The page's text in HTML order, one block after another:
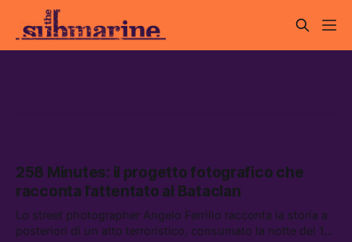
258 Minutes: il progetto fotografico che
racconta l’attentato al Bataclan
Lo street photographer Angelo Ferrillo racconta la storia a
posteriori di un atto terroristico, consumato la notte del 13